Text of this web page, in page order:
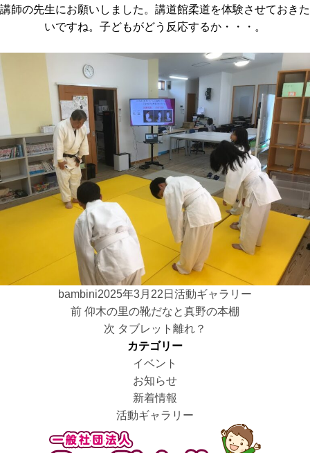
講師の先生にお願いしました。講道館柔道を体験させておきた
いですね。子どもがどう反応するか・・・。
投
bambini投
稿
日:
2025年3月22日 カ
テ
ゴ
リ
ー
活動ギャラリー
前 前
仰木の里の靴だなと真野の本棚
次 次
タブレット離れ？
カテゴリー
イベント
お知らせ
新着情報
活動ギャラリー